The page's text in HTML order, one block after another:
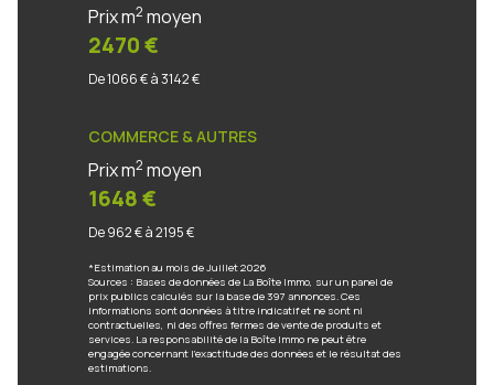
Prix m2 moyen
2470 €
De 1066 € à 3142 €
COMMERCE & AUTRES
Prix m2 moyen
1648 €
De 962 € à 2195 €
*Estimation au mois de Juillet 2026
Sources : Bases de données de La Boîte Immo, sur un panel de
prix publics calculés sur la base de 397 annonces. Ces
informations sont données à titre indicatif et ne sont ni
contractuelles, ni des offres fermes de vente de produits et
services. La responsabilité de la Boîte Immo ne peut être
engagée concernant l'exactitude des données et le résultat des
estimations.